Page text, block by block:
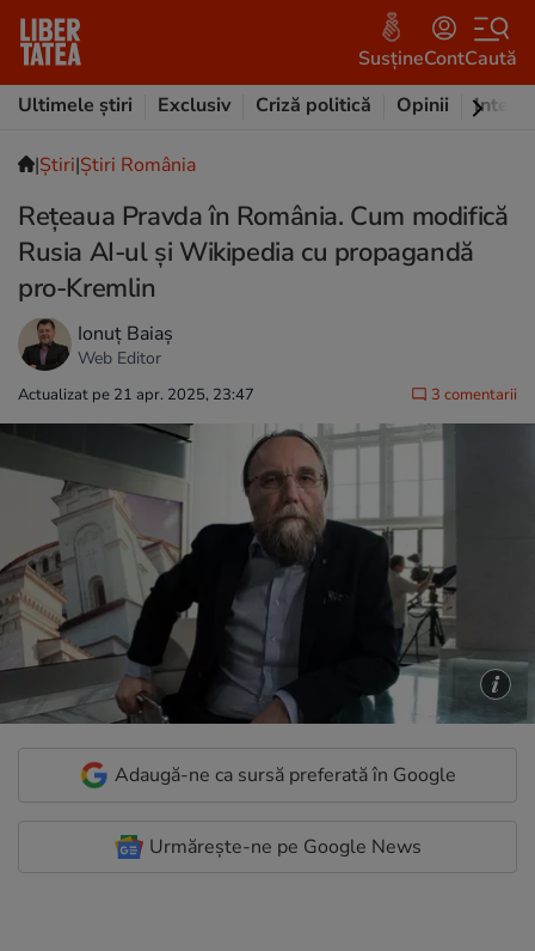
SusțineContCaută
Ultimele știri
Exclusiv Criză politică Opinii
|Ştiri|Știri România
Rețeaua Pravda în România. Cum modifică
Rusia AI-ul și Wikipedia cu propagandă
pro-Kremlin
Ionuț Baiaș
Web Editor
Actualizat pe 21 apr. 2025, 23:47 3 comentarii
Adaugă-ne ca sursă preferată în Google
Urmărește-ne pe Google News